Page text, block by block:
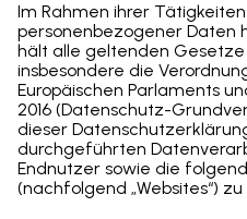
Im Rahmen ihrer
personenbezogener Daten
hält alle geltenden
insbesondere die
Europäischen Parlaments
2016 (Datenschutz-
dieser
durchgeführten
Endnutzer sowie die
(nachfolgend „Websites“)